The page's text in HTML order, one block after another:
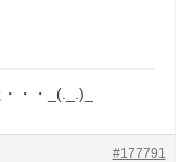
・・_(._.)_
#177791